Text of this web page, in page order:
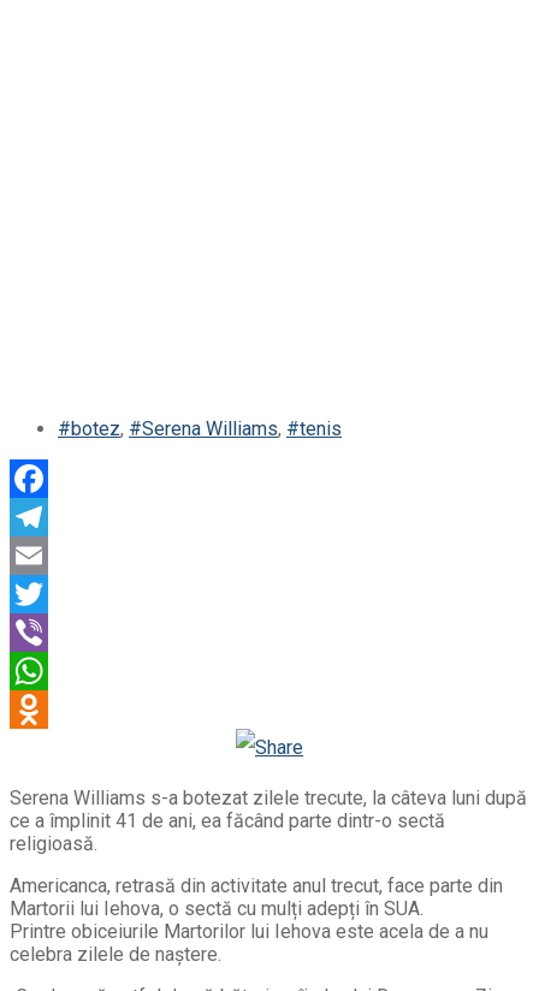
#botez, #Serena Williams, #tenis
Odnoklassniki
Serena Williams s-a botezat zilele trecute, la câteva luni după
ce a împlinit 41 de ani, ea făcând parte dintr-o sectă
religioasă.
Americanca, retrasă din activitate anul trecut, face parte din
Martorii lui Iehova, o sectă cu mulți adepți în SUA.
Printre obiceiurile Martorilor lui Iehova este acela de a nu
celebra zilele de naștere.